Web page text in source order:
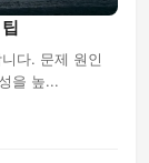
다. 문제 원인
을 높...